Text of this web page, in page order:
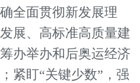
全面贯彻新发展理
展、高标准高质量建
办举办和后奥运经济
紧盯“关键少数”，强